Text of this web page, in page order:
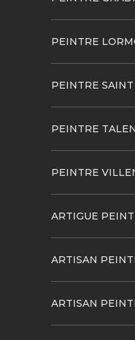
PEINTRE
PEINTRE
PEINTRE
PEINTRE
ARTIGUE
ARTISAN
ARTISAN